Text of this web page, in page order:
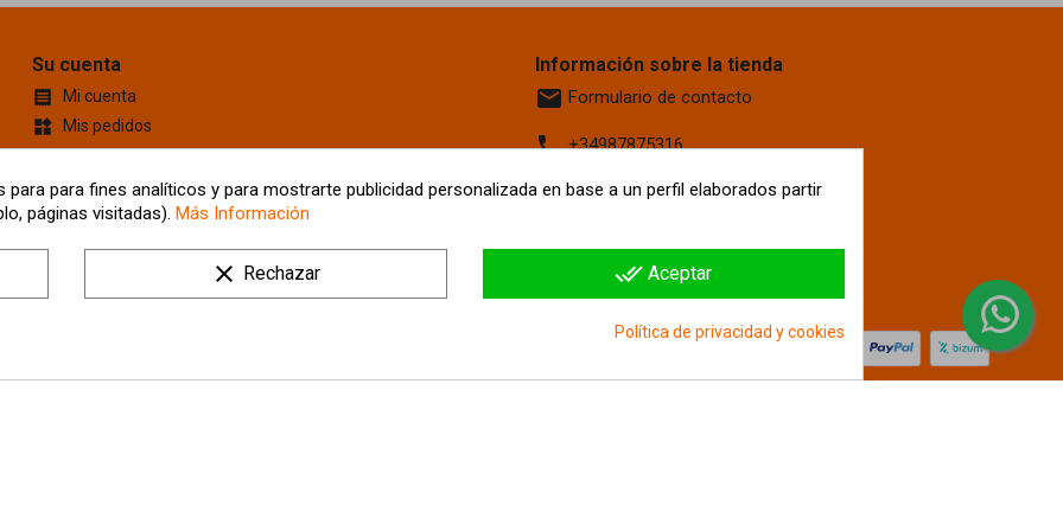
Su cuenta
 Mi cuenta
widgets Mis pedidos
Cupones de descuento
account_box Información personal
location_on Mis Direcciones
Tus ajustes de cookies
Información sobre la tienda
email Formulario de contacto
phone+34987875316
location_on Calle La Fontanilla, 6
para fines analíticos y para mostrarte publicidad personalizada en base a un perfil elaborados partir
páginas visitadas). Más Información
clear Rechazar done_all Aceptar
Política de privacidad y cookies